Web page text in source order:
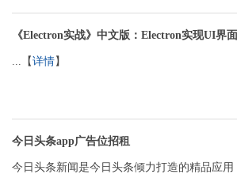
《Electron实战》中文版：Electron实现UI界面
...【详情】
今日头条app广告位招租
今日头条新闻是今日头条倾力打造的精品应